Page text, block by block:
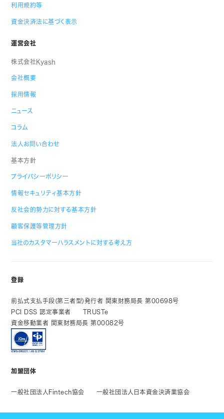
利用規約等
資金決済法に基づく表示
運営会社
株式会社Kyash
会社概要
採用情報
ニュース
コラム
法人お問い合わせ
基本方針
プライバシーポリシー
情報セキュリティ基本方針
反社会的勢力に対する基本方針
顧客保護等管理方針
当社のカスタマーハラスメントに対する考え方
登録
前払式支払手段(第三者型)発行者 関東財務局長 第00698号
PCI DSS 認定事業者
TRUSTe
資金移動業者 関東財務局長 第00082号
加盟団体
一般社団法人Fintech協会 一般社団法人日本資金決済業協会